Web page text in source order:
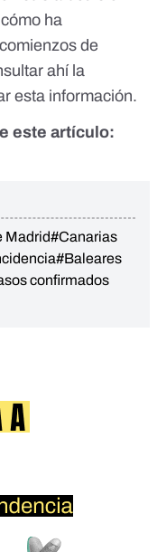
cómo ha
de
ahí la
esta información.
este artículo:
Madrid#Canarias
#Baleares
confirmados